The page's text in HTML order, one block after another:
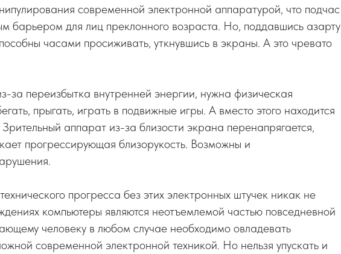
современной электронной аппаратурой, что подчас
барьером для лиц преклонного возраста. Но, поддавшись азарту
часами просиживать, уткнувшись в экраны. А это чревато
за переизбытка внутренней энергии, нужна физическая
прыгать, играть в подвижные игры. А вместо этого находится
аппарат из-за близости экрана перенапрягается,
прогрессирующая близорукость. Возможны и
прогресса без этих электронных штучек никак не
компьютеры являются неотъемлемой частью повседневной
человеку в любом случае необходимо овладевать
современной электронной техникой. Но нельзя упускать и